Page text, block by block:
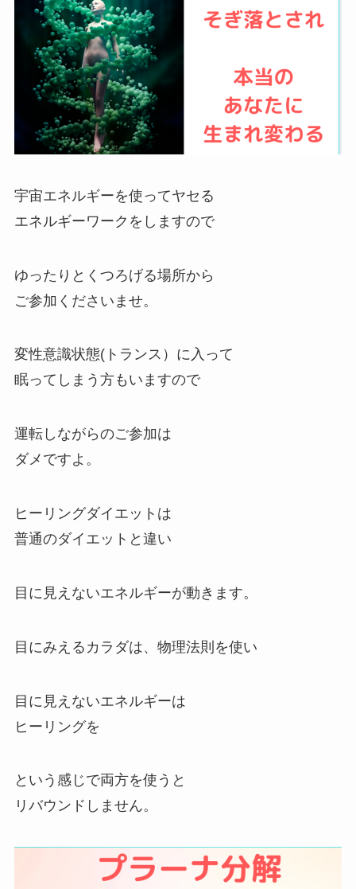
宇宙エネルギーを使ってヤセる
エネルギーワークをしますので
ゆったりとくつろげる場所から
ご参加くださいませ。
変性意識状態(トランス）に入って
眠ってしまう方もいますので
運転しながらのご参加は
ダメですよ。
ヒーリングダイエットは
普通のダイエットと違い
目に見えないエネルギーが動きます。
目にみえるカラダは、物理法則を使い
目に見えないエネルギーは
ヒーリングを
という感じで両方を使うと
リバウンドしません。